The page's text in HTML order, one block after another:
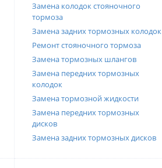
Замена колодок стояночного
тормоза
Замена задних тормозных колодок
Ремонт стояночного тормоза
Замена тормозных шлангов
Замена передних тормозных
колодок
Замена тормозной жидкости
Замена передних тормозных
дисков
Замена задних тормозных дисков